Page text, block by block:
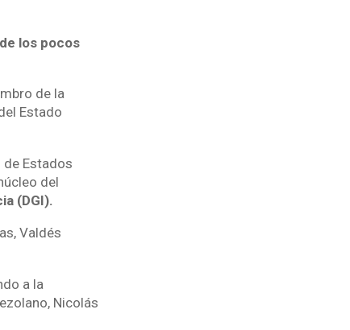
los pocos
de la
Estado
Estados
del
(DGI).
Valdés
a la
Nicolás